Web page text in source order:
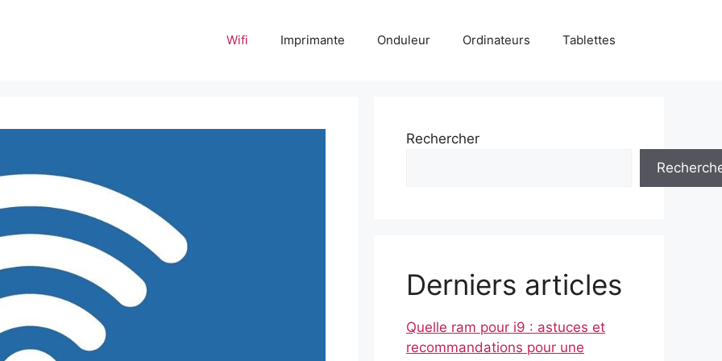
Wifi Imprimante Onduleur Ordinateurs Tablettes
Rechercher
Derniers articles
Quelle ram pour i9 : astuces et
recommandations pour une